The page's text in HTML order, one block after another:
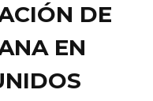
DE
EN